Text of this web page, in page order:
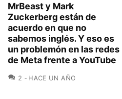
MrBeast y Mark
Zuckerberg están de
acuerdo en que no
sabemos inglés. Y eso es
un problemón en las redes
de Meta frente a YouTube
2 COMENTARIOS
HACE UN AÑO